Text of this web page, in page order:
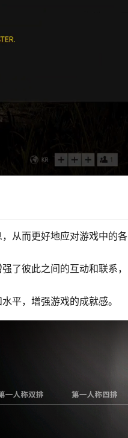
从而更好地应对游戏中的各
了彼此之间的互动和联系，
平，增强游戏的成就感。